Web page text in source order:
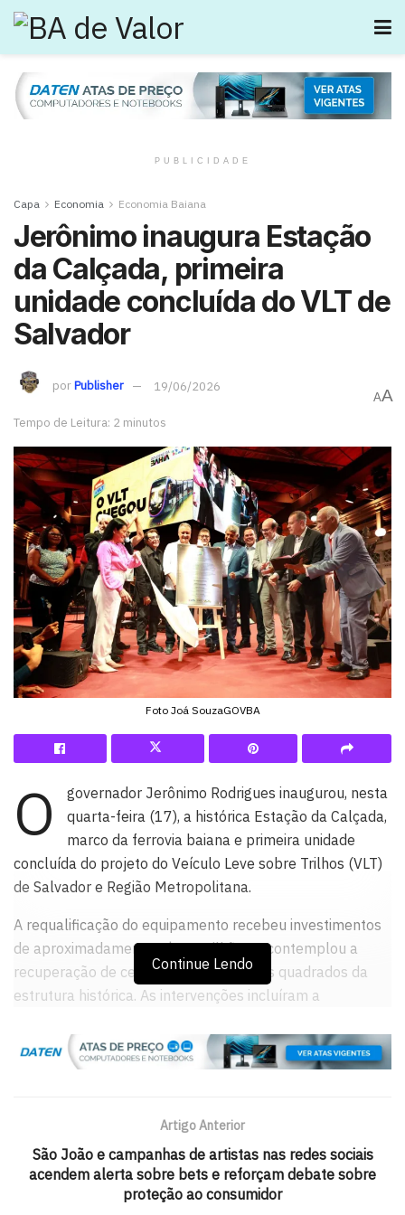
PUBLICIDADE
Capa Economia Economia Baiana
Jerônimo inaugura Estação
da Calçada, primeira
unidade concluída do VLT de
Salvador
porPublisher 19/06/2026
Tempo de Leitura: 2 minutos
AA
Foto Joá SouzaGOVBA
O
governador Jerônimo Rodrigues inaugurou, nesta
quarta-feira (17), a histórica Estação da Calçada,
marco da ferrovia baiana e primeira unidade
concluída do projeto do Veículo Leve sobre Trilhos (VLT)
de Salvador e Região Metropolitana.
A requalificação do equipamento recebeu investimentos
de aproximadamente R$ 13 milhões e contemplou a
recuperação de cerca de 7,5 mil metros quadrados da
estrutura histórica. As intervenções incluíram a
esquadrias, piso em granito, plataformas de embarque e
desembarque, catracas de acesso, paisagismo e
Durante a entrega, o governador destacou a importância
da recuperação de um dos espaços mais simbólicos da
mobilidade e da história ferroviária da capital baiana.
Continue Lendo
Artigo Anterior
São João e campanhas de artistas nas redes sociais
acendem alerta sobre bets e reforçam debate sobre
proteção ao consumidor